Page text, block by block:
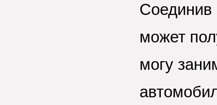
Соединив
может
могу